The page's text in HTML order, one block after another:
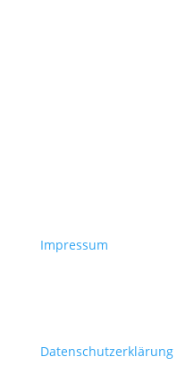
Impressum
Datenschutzerklärung